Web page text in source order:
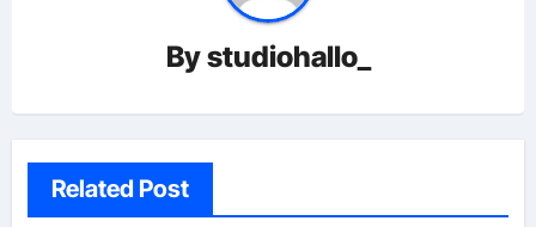
Bystudiohallo_
Related Post